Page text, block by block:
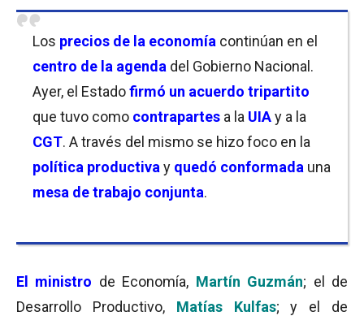
Los precios de la economía continúan en el
centro de la agenda del Gobierno Nacional.
Ayer, el Estadofirmó un acuerdo tripartito
que tuvo como contrapartes a la UIAy a la
CGT. A través del mismo se hizo foco en la
política productiva y quedó conformada una
mesa de trabajo conjunta.
El ministro de Economía, Martín Guzmán; el de
Desarrollo Productivo, Matías Kulfas; y el de